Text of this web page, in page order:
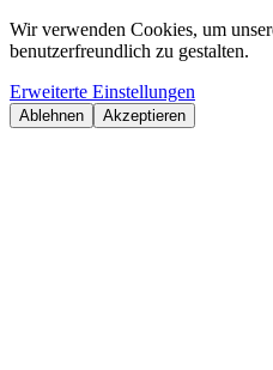
Wir verwenden Cookies, um
benutzerfreundlich zu gestalten.
Erweiterte Einstellungen
Ablehnen Akzeptieren